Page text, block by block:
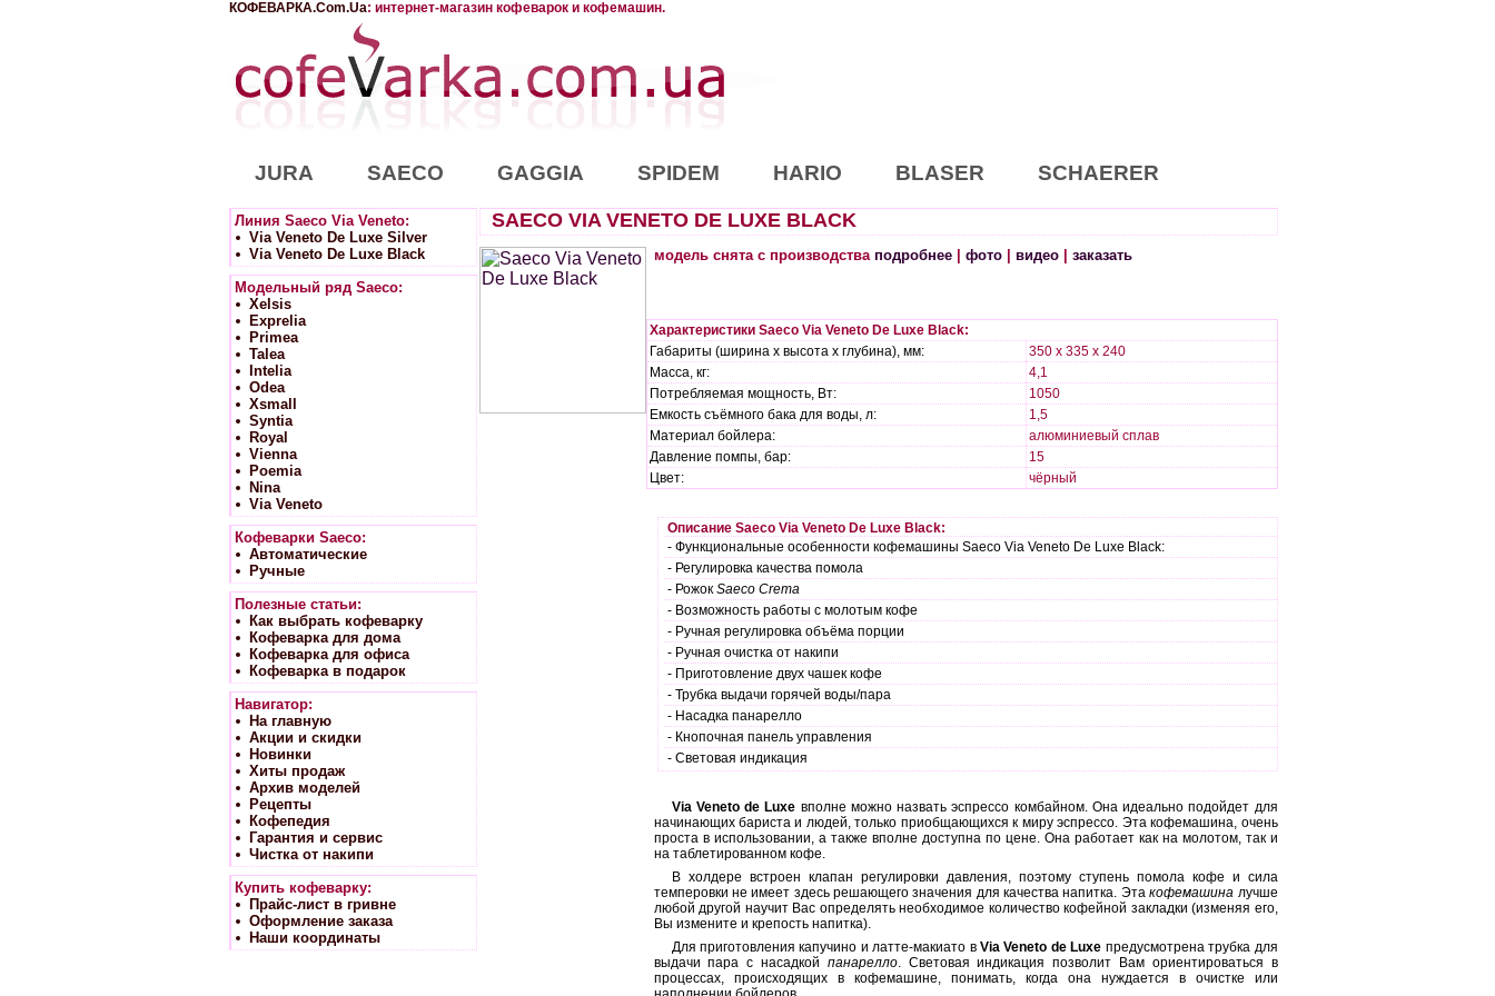
КОФЕВАРКА.Com.Ua: интернет-магазин кофеварок и кофемашин.
JURA SAECO GAGGIA SPIDEM HARIO BLASER SCHAERER
Линия Saeco Via Veneto:
Via Veneto De Luxe Silver
Via Veneto De Luxe Black
Модельный ряд Saeco:
Xelsis
Exprelia
Primea
Talea
Intelia
Odea
Xsmall
Syntia
Royal
Vienna
Poemia
Nina
Via Veneto
Кофеварки Saeco:
Автоматические
Ручные
Полезные статьи:
Как выбрать кофеварку
Кофеварка для дома
Кофеварка для офиса
Кофеварка в подарок
Навигатор:
На главную
Акции и скидки
Новинки
Хиты продаж
Архив моделей
Рецепты
Кофепедия
Гарантия и сервис
Чистка от накипи
Купить кофеварку:
Прайс-лист в гривне
Оформление заказа
Наши координаты
SAECO VIA VENETO DE LUXE BLACK
модель снята с производства подробнее| фото| видео| заказать
Характеристики Saeco Via Veneto De Luxe Black:
Габариты (ширина х высота х глубина), мм:
350 х 335 х 240
Масса, кг:
4,1
Потребляемая мощность, Вт:
1050
Емкость съёмного бака для воды, л:
1,5
Материал бойлера:
алюминиевый сплав
Давление помпы, бар:
15
Цвет:
чёрный
Описание Saeco Via Veneto De Luxe Black:
- Функциональные особенности кофемашины Saeco Via Veneto De Luxe Black:
- Регулировка качества помола
- Рожок Saeco Crema
- Возможность работы с молотым кофе
- Ручная регулировка объёма порции
- Ручная очистка от накипи
- Приготовление двух чашек кофе
- Трубка выдачи горячей воды/пара
- Насадка панарелло
- Кнопочная панель управления
- Световая индикация
Via Veneto de Luxe вполне можно назвать эспрессо комбайном. Она идеально подойдет для
начинающих бариста и людей, только приобщающихся к миру эспрессо. Эта кофемашина, очень
проста в использовании, а также вполне доступна по цене. Она работает как на молотом, так и
на таблетированном кофе.
В холдере встроен клапан регулировки давления, поэтому ступень помола кофе и сила
темперовки не имеет здесь решающего значения для качества напитка. Этакофемашина лучше
любой другой научит Вас определять необходимое количество кофейной закладки (изменяя его,
Вы измените и крепость напитка).
Для приготовления капучино и латте-макиато в Via Veneto de Luxe предусмотрена трубка для
выдачи пара с насадкой панарелло. Световая индикация позволит Вам ориентироваться в
процессах, происходящих в кофемашине, понимать, когда она нуждается в очистке или